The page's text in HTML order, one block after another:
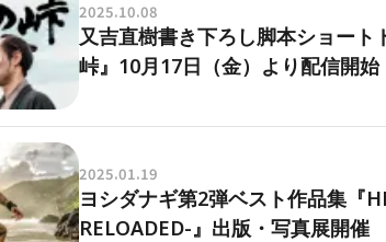
2025.10.08
又吉直樹書き下ろし脚本ショート
峠』10月17日（金）より配信開始
2025.01.19
ヨシダナギ第2弾ベスト作品集『
RELOADED-』出版・写真展開催